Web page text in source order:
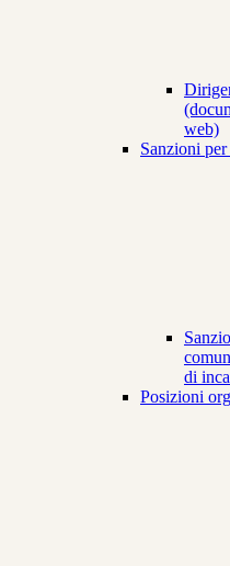
web)
Sanzioni
di
Posizioni